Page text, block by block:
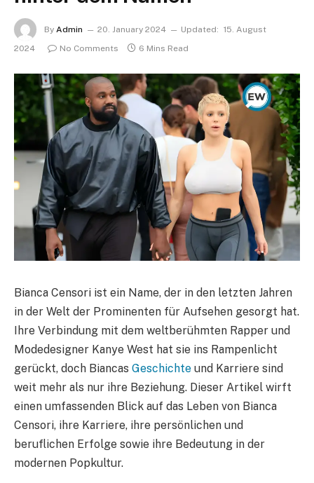
By Admin 20. January 2024 Updated: 15. August
2024
No Comments 6 Mins Read
Bianca Censori ist ein Name, der in den letzten Jahren
in der Welt der Prominenten für Aufsehen gesorgt hat.
Ihre Verbindung mit dem weltberühmten Rapper und
Modedesigner Kanye West hat sie ins Rampenlicht
gerückt, doch Biancas Geschichte und Karriere sind
weit mehr als nur ihre Beziehung. Dieser Artikel wirft
einen umfassenden Blick auf das Leben von Bianca
Censori, ihre Karriere, ihre persönlichen und
beruflichen Erfolge sowie ihre Bedeutung in der
modernen Popkultur.